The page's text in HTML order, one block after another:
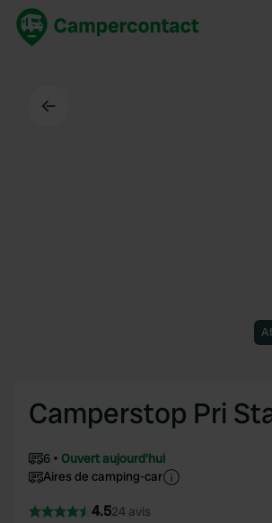
Camperstop Pri
6
Ouvert aujourd'hui
Aires de camping-car
4.524 avis